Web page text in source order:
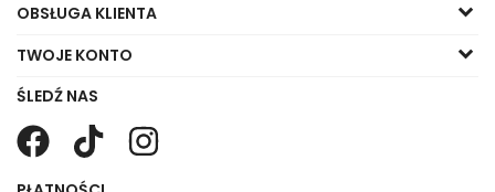
OBSŁUGA KLIENTA
TWOJE KONTO
ŚLEDŹ NAS